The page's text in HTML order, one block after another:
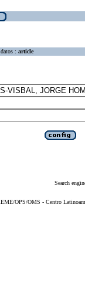
: article
Search
OPS/OMS - Centro